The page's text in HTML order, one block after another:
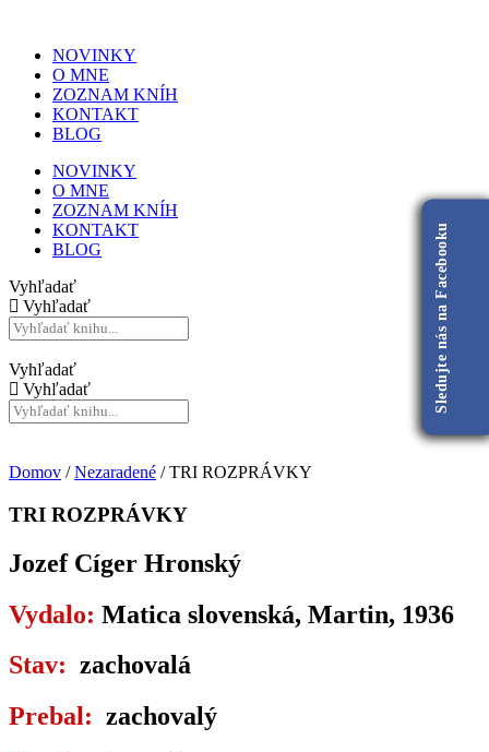
NOVINKY
O MNE
ZOZNAM KNÍH
KONTAKT
BLOG
NOVINKY
O MNE
ZOZNAM KNÍH
KONTAKT
BLOG
Vyhľadať
Vyhľadať
Vyhľadať
Vyhľadať
Domov /Nezaradené / TRI ROZPRÁVKY
TRI ROZPRÁVKY
Jozef Cíger Hronský
Vydalo: Matica slovenská, Martin, 1936
Stav: zachovalá
Prebal: zachovalý
Sledujte nás na Facebooku